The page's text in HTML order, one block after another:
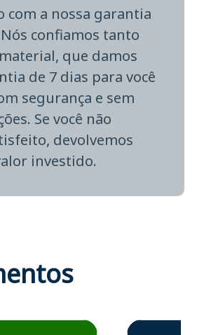
com a nossa garantia
confiamos tanto
que damos
de 7 dias para você
segurança e sem
Se você não
devolvemos
investido.
o Aprova Concursos emEstudante Elais